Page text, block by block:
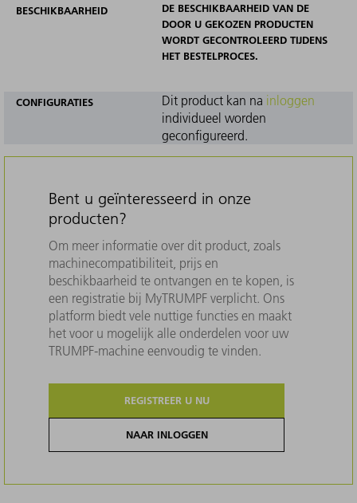
BESCHIKBAARHEID
DE BESCHIKBAARHEID VAN DE
DOOR U GEKOZEN PRODUCTEN
WORDT GECONTROLEERD TIJDENS
HET BESTELPROCES.
CONFIGURATIES Dit product kan na inloggen
individueel worden
geconfigureerd.
Bent u geïnteresseerd in onze
producten?
Om meer informatie over dit product, zoals
machinecompatibiliteit, prijs en
beschikbaarheid te ontvangen en te kopen, is
een registratie bij MyTRUMPF verplicht. Ons
platform biedt vele nuttige functies en maakt
het voor u mogelijk alle onderdelen voor uw
TRUMPF-machine eenvoudig te vinden.
REGISTREER U NU
NAAR INLOGGEN